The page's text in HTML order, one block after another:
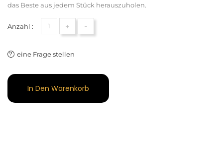
das Beste aus jedem Stück herauszuholen.
Anzahl : + -
eine Frage stellen
In Den Warenkorb